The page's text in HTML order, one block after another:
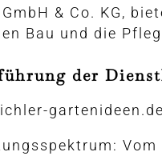
& Co. KG,
Bau und die
der
gartenideen.de